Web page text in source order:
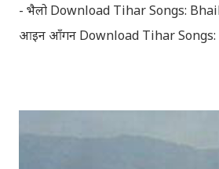
- भैलो Download Tihar Songs:
आइन आँगन Download Tihar Songs:
sanjh ko / दियो बाली साँझ को
(Deusi,Bhailo)/ तिहार धुन(देउसी भैलो)-